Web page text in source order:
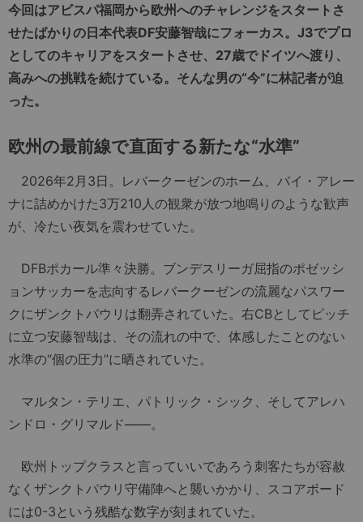
今回はアビスパ福岡から欧州へのチャレンジをスタートさ
せたばかりの日本代表DF安藤智哉にフォーカス。J3でプロ
としてのキャリアをスタートさせ、27歳でドイツへ渡り、
高みへの挑戦を続けている。そんな男の“今”に林記者が迫
った。
欧州の最前線で直面する新たな“水準”
2026年2月3日。レバークーゼンのホーム、バイ・アレー
ナに詰めかけた3万210人の観衆が放つ地鳴りのような歓声
が、冷たい夜気を震わせていた。
DFBポカール準々決勝。ブンデスリーガ屈指のポゼッシ
ョンサッカーを志向するレバークーゼンの流麗なパスワー
クにザンクトパウリは翻弄されていた。右CBとしてピッチ
に立つ安藤智哉は、その流れの中で、体感したことのない
水準の“個の圧力”に晒されていた。
マルタン・テリエ、パトリック・シック、そしてアレハ
ンドロ・グリマルド——。
欧州トップクラスと言っていいであろう刺客たちが容赦
なくザンクトパウリ守備陣へと襲いかかり、スコアボード
には0-3という残酷な数字が刻まれていた。